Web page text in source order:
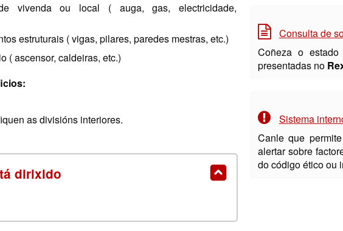
vivenda ou local ( auga, gas, electricidade,
estruturais ( vigas, pilares, paredes mestras, etc.)
( ascensor, caldeiras, etc.)
as divisións interiores.
dirixido
Consulta de
Coñeza o
presentadas no
Sistema
Canle que
alertar sobre
do código ético ou